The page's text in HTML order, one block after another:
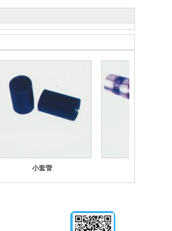
小套管